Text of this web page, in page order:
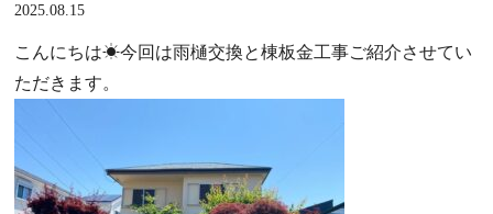
2025.08.15
こんにちは☀今回は雨樋交換と棟板金工事ご紹介させてい
ただきます。